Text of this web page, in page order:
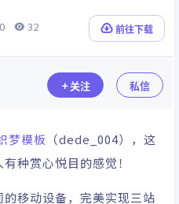
0 32 前往下载
关注 私信
梦模板 （dede_004），这
种赏心悦目的感觉！
移动设备，完美实现三站